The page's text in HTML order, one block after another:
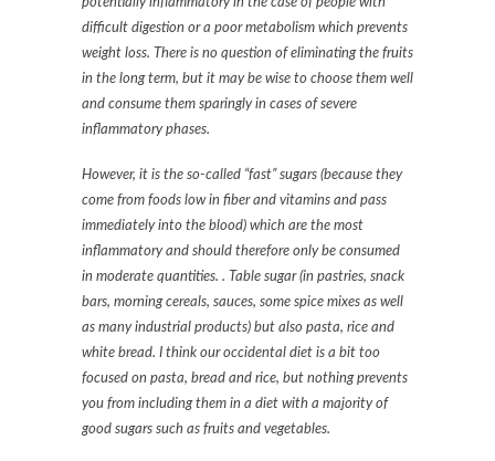
difficult digestion or a poor metabolism which prevents
weight loss. There is no question of eliminating the fruits
in the long term, but it may be wise to choose them well
and consume them sparingly in cases of severe
inflammatory phases.
However, it is the so-called “fast” sugars (because they
come from foods low in fiber and vitamins and pass
immediately into the blood) which are the most
inflammatory and should therefore only be consumed
in moderate quantities. . Table sugar (in pastries, snack
bars, morning cereals, sauces, some spice mixes as well
as many industrial products) but also pasta, rice and
white bread. I think our occidental diet is a bit too
focused on pasta, bread and rice, but nothing prevents
you from including them in a diet with a majority of
good sugars such as fruits and vegetables.